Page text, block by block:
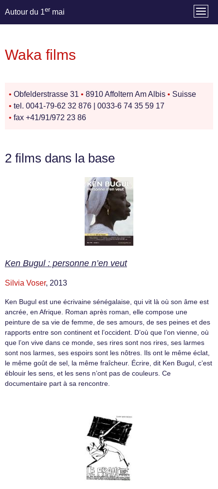
Autour du 1er mai
Waka films
• Obfelderstrasse 31 • 8910 Affoltern Am Albis • Suisse
• tel. 0041-79-62 32 876 | 0033-6 74 35 59 17
• fax +41/91/972 23 86
2 films dans la base
Ken Bugul : personne n’en veut
Silvia Voser, 2013
Ken Bugul est une écrivaine sénégalaise, qui vit là où son âme est
ancrée, en Afrique. Roman après roman, elle compose une
peinture de sa vie de femme, de ses amours, de ses peines et des
rapports entre son continent et l’occident. D’où que l‘on vienne, où
que l’on vive dans ce monde, ses rires sont nos rires, ses larmes
sont nos larmes, ses espoirs sont les nôtres. Ils ont le même éclat,
le même goût de sel, la même fraîcheur. Écrire, dit Ken Bugul, c’est
éblouir les sens, et les sens n’ont pas de couleurs. Ce
documentaire part à sa rencontre.